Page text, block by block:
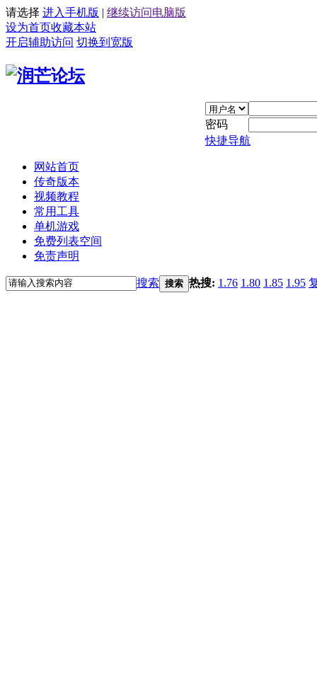
请选择 进入手机版 | 继续访问电脑版
设为首页收藏本站
开启辅助访问 切换到宽版
密码
快捷导航
网站首页
传奇版本
视频教程
常用工具
单机游戏
免费列表空间
免责声明
搜索 搜索 热搜: 1.76 1.80 1.85 1.95